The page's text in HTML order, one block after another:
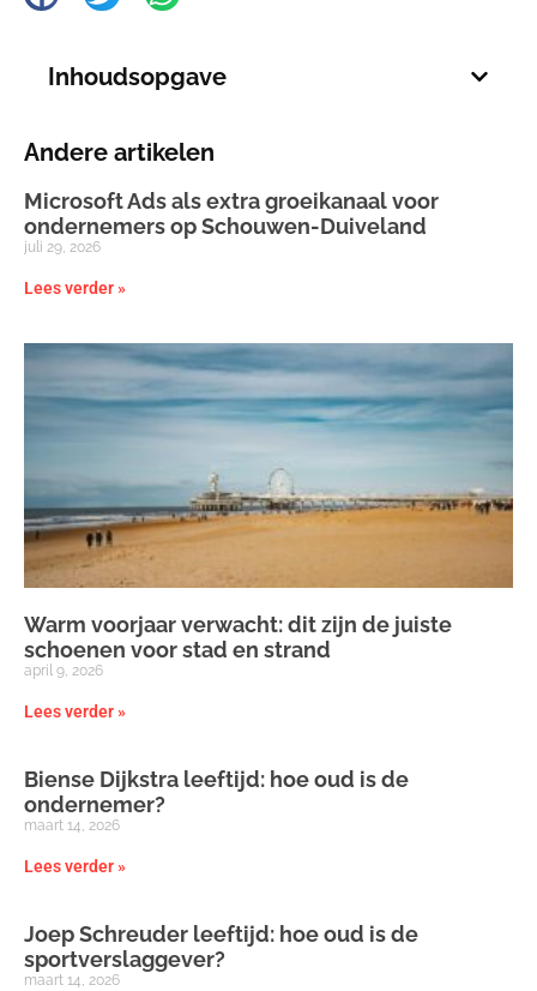
Inhoudsopgave
Andere artikelen
Microsoft Ads als extra groeikanaal voor
ondernemers op Schouwen-Duiveland
juli 29, 2026
Lees verder »
Warm voorjaar verwacht: dit zijn de juiste
schoenen voor stad en strand
april 9, 2026
Lees verder »
Biense Dijkstra leeftijd: hoe oud is de
ondernemer?
maart 14, 2026
Lees verder »
Joep Schreuder leeftijd: hoe oud is de
sportverslaggever?
maart 14, 2026